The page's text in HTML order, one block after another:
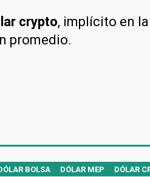
crypto, implícito en
promedio.
BOLSA DÓLAR MEP DÓLAR